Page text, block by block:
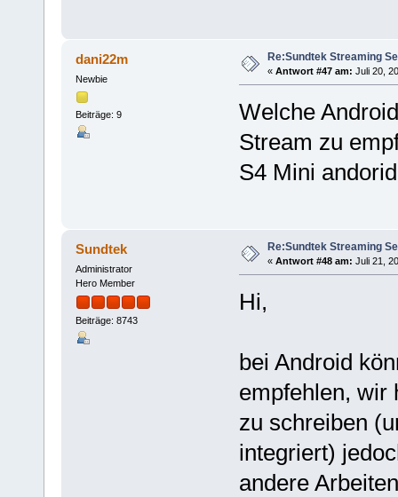
dani22m
Newbie
Beiträge: 9
Re:Sundtek Streaming
« Antwort #47 am: Juli 20,
Welche
Stream zu
S4 Mini
Sundtek
Administrator
Hero Member
Beiträge: 8743
Re:Sundtek Streaming
« Antwort #48 am: Juli 21,
Hi,
bei Android
empfehlen, wir
zu schreiben
integriert)
andere